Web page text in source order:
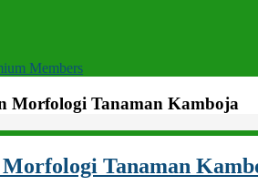
Members
Morfologi Tanaman Kamboja
Tanaman